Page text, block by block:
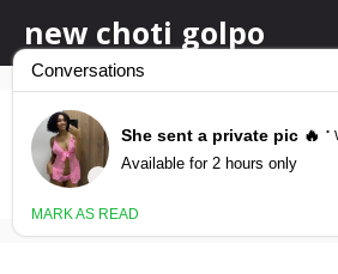
to
content
new choti golpo
অশ্লীল চুদাচুদি